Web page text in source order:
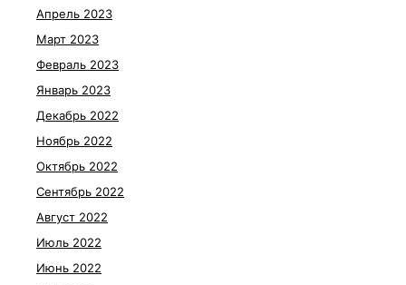
Апрель 2023
Март 2023
Февраль 2023
Январь 2023
Декабрь 2022
Ноябрь 2022
Октябрь 2022
Сентябрь 2022
Август 2022
Июль 2022
Июнь 2022